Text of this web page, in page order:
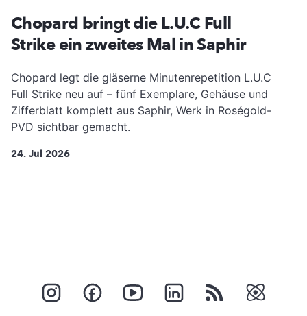
Chopard bringt die L.U.C Full
Strike ein zweites Mal in Saphir
Chopard legt die gläserne Minutenrepetition L.U.C
Full Strike neu auf – fünf Exemplare, Gehäuse und
Zifferblatt komplett aus Saphir, Werk in Roségold-
PVD sichtbar gemacht.
24. Jul 2026